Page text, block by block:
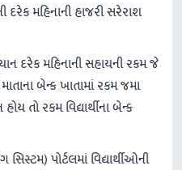
દરેક મહિનાની હાજરી સરેરાશ
દરેક મહિનાની સહાયની રકમ જે
બેન્ક ખાતામાં રકમ જમા
તો રકમ વિદ્યાર્થીના બેન્ક
પોર્ટલમાં વિદ્યાર્થીઓની